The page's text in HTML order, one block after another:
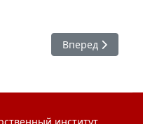
института в
Следующий:
Вперед